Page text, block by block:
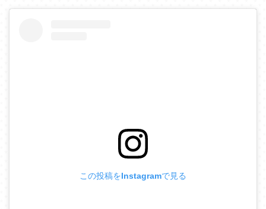
この投稿をInstagramで見る